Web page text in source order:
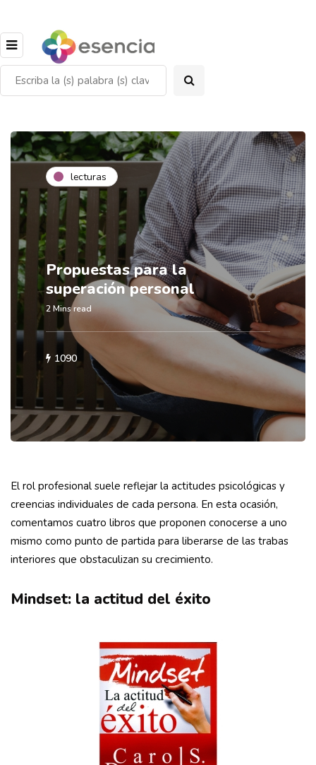
lecturas
Propuestas para la
superación personal
2 Mins read
1090
El rol profesional suele reflejar la actitudes psicológicas y
creencias individuales de cada persona. En esta ocasión,
comentamos cuatro libros que proponen conocerse a uno
mismo como punto de partida para liberarse de las trabas
interiores que obstaculizan su crecimiento.
Mindset: la actitud del éxito